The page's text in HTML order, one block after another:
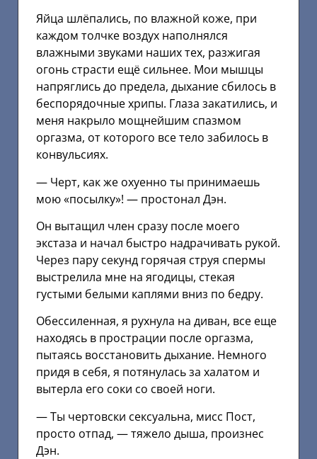
Яйца шлёпались, по влажной коже, при
каждом толчке воздух наполнялся
влажными звуками наших тех, разжигая
огонь страсти ещё сильнее. Мои мышцы
напряглись до предела, дыхание сбилось в
беспорядочные хрипы. Глаза закатились, и
меня накрыло мощнейшим спазмом
оргазма, от которого все тело забилось в
конвульсиях.
— Черт, как же охуенно ты принимаешь
мою «посылку»! — простонал Дэн.
Он вытащил член сразу после моего
экстаза и начал быстро надрачивать рукой.
Через пару секунд горячая струя спермы
выстрелила мне на ягодицы, стекая
густыми белыми каплями вниз по бедру.
Обессиленная, я рухнула на диван, все еще
находясь в прострации после оргазма,
пытаясь восстановить дыхание. Немного
придя в себя, я потянулась за халатом и
вытерла его соки со своей ноги.
— Ты чертовски сексуальна, мисс Пост,
просто отпад, — тяжело дыша, произнес
Дэн.